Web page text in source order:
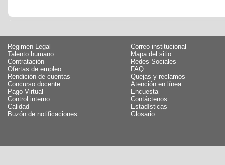
Régimen Legal
Talento humano
Contratación
Ofertas de empleo
Rendición de cuentas
Concurso docente
Pago Virtual
Control interno
Calidad
Buzón de notificaciones
Correo institucional
Mapa del sitio
Redes Sociales
FAQ
Quejas y reclamos
Atención en línea
Encuesta
Contáctenos
Estadísticas
Glosario